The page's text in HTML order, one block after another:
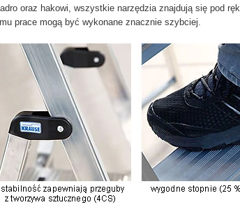
oraz hakowi, wszystkie narzędzia znajdują się pod
prace mogą być wykonane znacznie szybciej.